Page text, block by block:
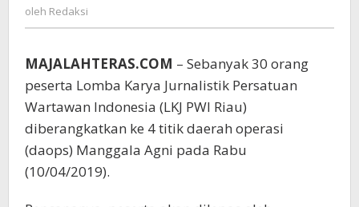
ke
Daops
oleh Redaksi
MAJALAHTERAS.COM – Sebanyak 30 orang
peserta Lomba Karya Jurnalistik Persatuan
Wartawan Indonesia (LKJ PWI Riau)
diberangkatkan ke 4 titik daerah operasi
(daops) Manggala Agni pada Rabu
(10/04/2019).